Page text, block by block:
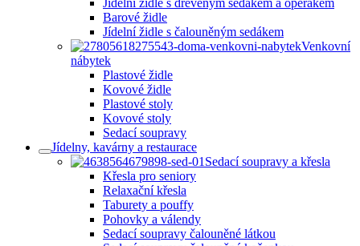
Jídelní židle s dřevěným sedákem a opěrákem
Barové židle
Jídelní židle s čalouněným sedákem
Venkovní
nábytek
Plastové židle
Kovové židle
Plastové stoly
Kovové stoly
Sedací soupravy
Jídelny, kavárny a restaurace
Sedací soupravy a křesla
Křesla pro seniory
Relaxační křesla
Taburety a pouffy
Pohovky a válendy
Sedací soupravy čalouněné látkou